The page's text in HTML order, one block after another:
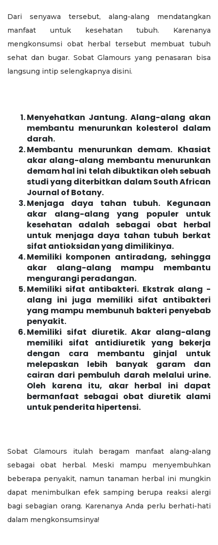
Dari senyawa tersebut, alang-alang mendatangkan
manfaat untuk kesehatan tubuh. Karenanya
mengkonsumsi obat herbal tersebut membuat tubuh
sehat dan bugar. Sobat Glamours yang penasaran bisa
langsung intip selengkapnya disini.
Menyehatkan Jantung. Alang-alang akan
membantu menurunkan kolesterol dalam
darah.
Membantu menurunkan demam. Khasiat
akar alang-alang membantu menurunkan
demam hal ini telah dibuktikan oleh sebuah
studi yang diterbitkan dalam South African
Journal of Botany.
Menjaga daya tahan tubuh. Kegunaan
akar alang-alang yang populer untuk
kesehatan adalah sebagai obat herbal
untuk menjaga daya tahan tubuh berkat
sifat antioksidan yang dimilikinya.
Memiliki komponen antiradang, sehingga
akar alang-alang mampu membantu
mengurangi peradangan.
Memiliki sifat antibakteri. Ekstrak alang -
alang ini juga memiliki sifat antibakteri
yang mampu membunuh bakteri penyebab
penyakit.
Memiliki sifat diuretik. Akar alang-alang
memiliki sifat antidiuretik yang bekerja
dengan cara membantu ginjal untuk
melepaskan lebih banyak garam dan
cairan dari pembuluh darah melalui urine.
Oleh karena itu, akar herbal ini dapat
bermanfaat sebagai obat diuretik alami
untuk penderita hipertensi.
Sobat Glamours itulah beragam manfaat alang-alang
sebagai obat herbal. Meski mampu menyembuhkan
beberapa penyakit, namun tanaman herbal ini mungkin
dapat menimbulkan efek samping berupa reaksi alergi
bagi sebagian orang. Karenanya Anda perlu berhati-hati
dalam mengkonsumsinya!